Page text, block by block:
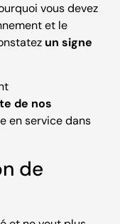
vous devez
et le
un signe
de nos
en service dans
de